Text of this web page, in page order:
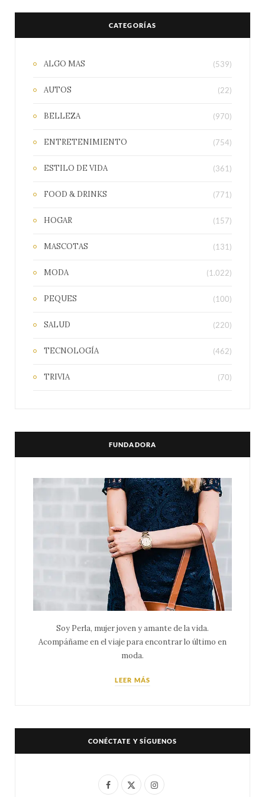
CATEGORÍAS
ALGO MAS (539)
AUTOS (22)
BELLEZA (970)
ENTRETENIMIENTO (754)
ESTILO DE VIDA (361)
FOOD & DRINKS (771)
HOGAR (157)
MASCOTAS (131)
MODA (1.022)
PEQUES (100)
SALUD (220)
TECNOLOGÍA (462)
TRIVIA (70)
FUNDADORA
Soy Perla, mujer joven y amante de la vida.
Acompáñame en el viaje para encontrar lo último en
moda.
LEER MÁS
CONÉCTATE Y SÍGUENOS
F
X
I